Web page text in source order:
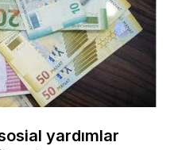
yardımlar